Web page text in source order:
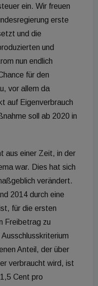
ein. Wir freuen
erste
und die
und
nun endlich
für den
vor allem da
auf Eigenverbrauch
soll ab 2020 in
aus einer Zeit, in der
war. Dies hat sich
verändert.
2014 durch eine
für die ersten
Freibetrag zu
Anteil, der über
verbraucht wird, ist
Cent pro